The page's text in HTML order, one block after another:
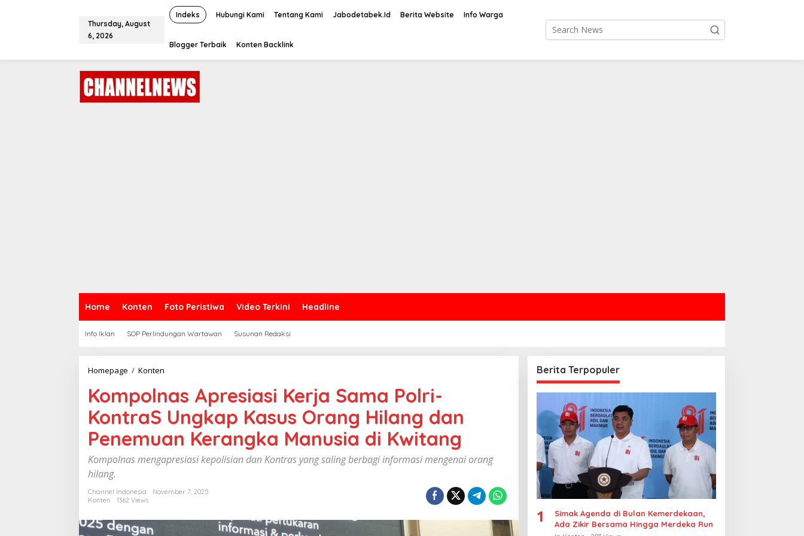
o
Thursday, August
6, 2026
Indeks Hubungi Kami Tentang Kami Jabodetabek.Id Berita Website Info Warga
Blogger Terbaik Konten Backlink
Home Konten Foto Peristiwa Video Terkini Headline
Info Iklan SOP Perlindungan Wartawan Susunan Redaksi
Homepage / Konten
m
p
o
n
a
s
A
r
i
Kompolnas Apresiasi Kerja Sama Polri-
KontraS Ungkap Kasus Orang Hilang dan
Penemuan Kerangka Manusia di Kwitang
Kompolnas mengapresiasi kepolisian dan Kontras yang saling berbagi informasi mengenai orang
hilang.
Channel Indonesia
November 7, 2025
Konten
1362 Views
Berita Terpopuler
1
Simak Agenda di Bulan Kemerdekaan,
Ada Zikir Bersama Hingga Merdeka Run